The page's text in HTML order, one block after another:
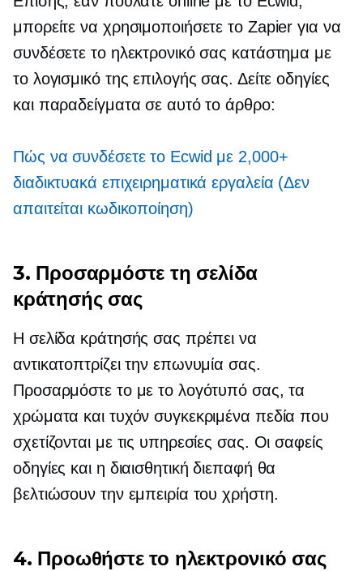
μπορείτε να χρησιμοποιήσετε το Zapier για να
συνδέσετε το ηλεκτρονικό σας κατάστημα με
το λογισμικό της επιλογής σας. Δείτε οδηγίες
και παραδείγματα σε αυτό το άρθρο:
Πώς να συνδέσετε το Ecwid με 2,000+
διαδικτυακά επιχειρηματικά εργαλεία (Δεν
απαιτείται κωδικοποίηση)
3. Προσαρμόστε τη σελίδα
κράτησής σας
Η σελίδα κράτησής σας πρέπει να
αντικατοπτρίζει την επωνυμία σας.
Προσαρμόστε το με το λογότυπό σας, τα
χρώματα και τυχόν συγκεκριμένα πεδία που
σχετίζονται με τις υπηρεσίες σας. Οι σαφείς
οδηγίες και η διαισθητική διεπαφή θα
βελτιώσουν την εμπειρία του χρήστη.
4. Προωθήστε το ηλεκτρονικό σας